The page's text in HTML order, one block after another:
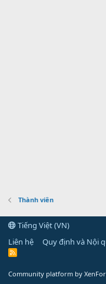
Thành viên
Tiếng Việt (VN)
Liên hệ
Quy định và Nội
R
Community platform by